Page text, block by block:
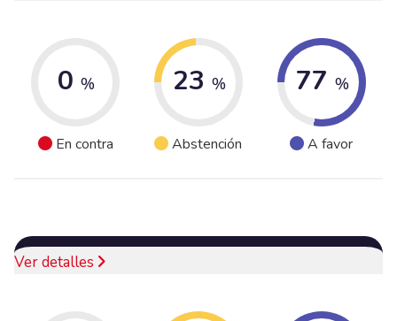
0 %
En contra
23 %
Abstención
77 %
A favor
Ver detalles